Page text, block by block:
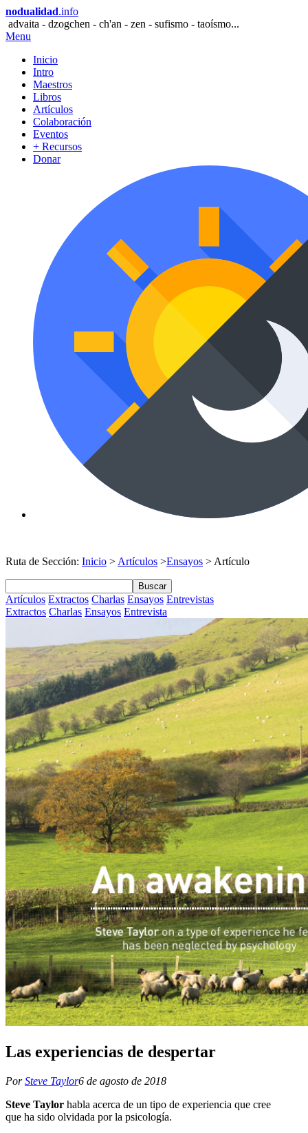
nodualidad.info
advaita - dzogchen - ch'an - zen - sufismo - taoísmo...
Menu
Inicio
Intro
Maestros
Libros
Artículos
Colaboración
Eventos
+ Recursos
Donar
Ruta de Sección: Inicio > Artículos >Ensayos > Artículo
Buscar
Artículos Extractos Charlas Ensayos Entrevistas
Extractos Charlas Ensayos Entrevista
Las experiencias de despertar
PorSteve Taylor6 de agosto de 2018
Steve Taylor habla acerca de un tipo de experiencia que cree
que ha sido olvidada por la psicología.